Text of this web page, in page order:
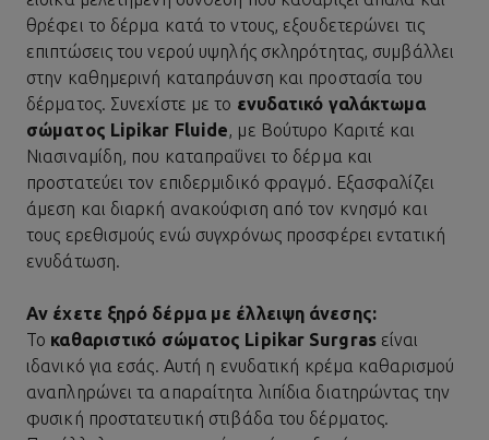
θρέφει το δέρμα κατά το ντους, εξουδετερώνει τις
επιπτώσεις του νερού υψηλής σκληρότητας, συμβάλλει
στην καθημερινή καταπράυνση και προστασία του
δέρματος. Συνεχίστε με το ενυδατικό γαλάκτωμα
σώματος Lipikar Fluide, με Βούτυρο Καριτέ και
Νιασιναμίδη, που καταπραΰνει το δέρμα και
προστατεύει τον επιδερμιδικό φραγμό. Εξασφαλίζει
άμεση και διαρκή ανακούφιση από τον κνησμό και
τους ερεθισμούς ενώ συγχρόνως προσφέρει εντατική
ενυδάτωση.
Αν έχετε ξηρό δέρμα με έλλειψη άνεσης:
Το καθαριστικό σώματος Lipikar Surgrasείναι
ιδανικό για εσάς. Αυτή η ενυδατική κρέμα καθαρισμού
αναπληρώνει τα απαραίτητα λιπίδια διατηρώντας την
φυσική προστατευτική στιβάδα του δέρματος.